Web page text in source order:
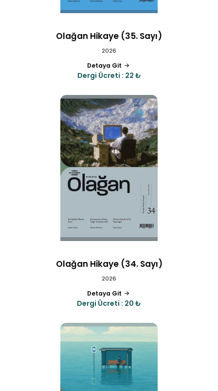
Olağan Hikaye (35. Sayı)
2026
Detaya Git
Dergi Ücreti : 22 ₺
Olağan Hikaye (34. Sayı)
2026
Detaya Git
Dergi Ücreti : 20 ₺